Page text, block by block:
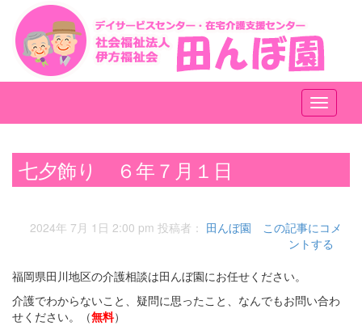
メ
ニ
ー
七夕飾り ６年７月１日
2024年 7月 1日 2:00 pm 投稿者： 田んぼ園
この記事にコメ
ントする
福岡県田川地区の介護相談は田んぼ園にお任せください。
介護でわからないこと、疑問に思ったこと、なんでもお問い合わ
せください。（無料）